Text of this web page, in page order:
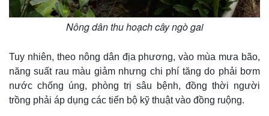
Nông dân thu hoạch cây ngò gai
Tuy nhiên, theo nông dân địa phương, vào mùa mưa bão,
năng suất rau màu giảm nhưng chi phí tăng do phải bơm
nước chống úng, phòng trị sâu bệnh, đồng thời người
trồng phải áp dụng các tiến bộ kỹ thuật vào đồng ruộng.